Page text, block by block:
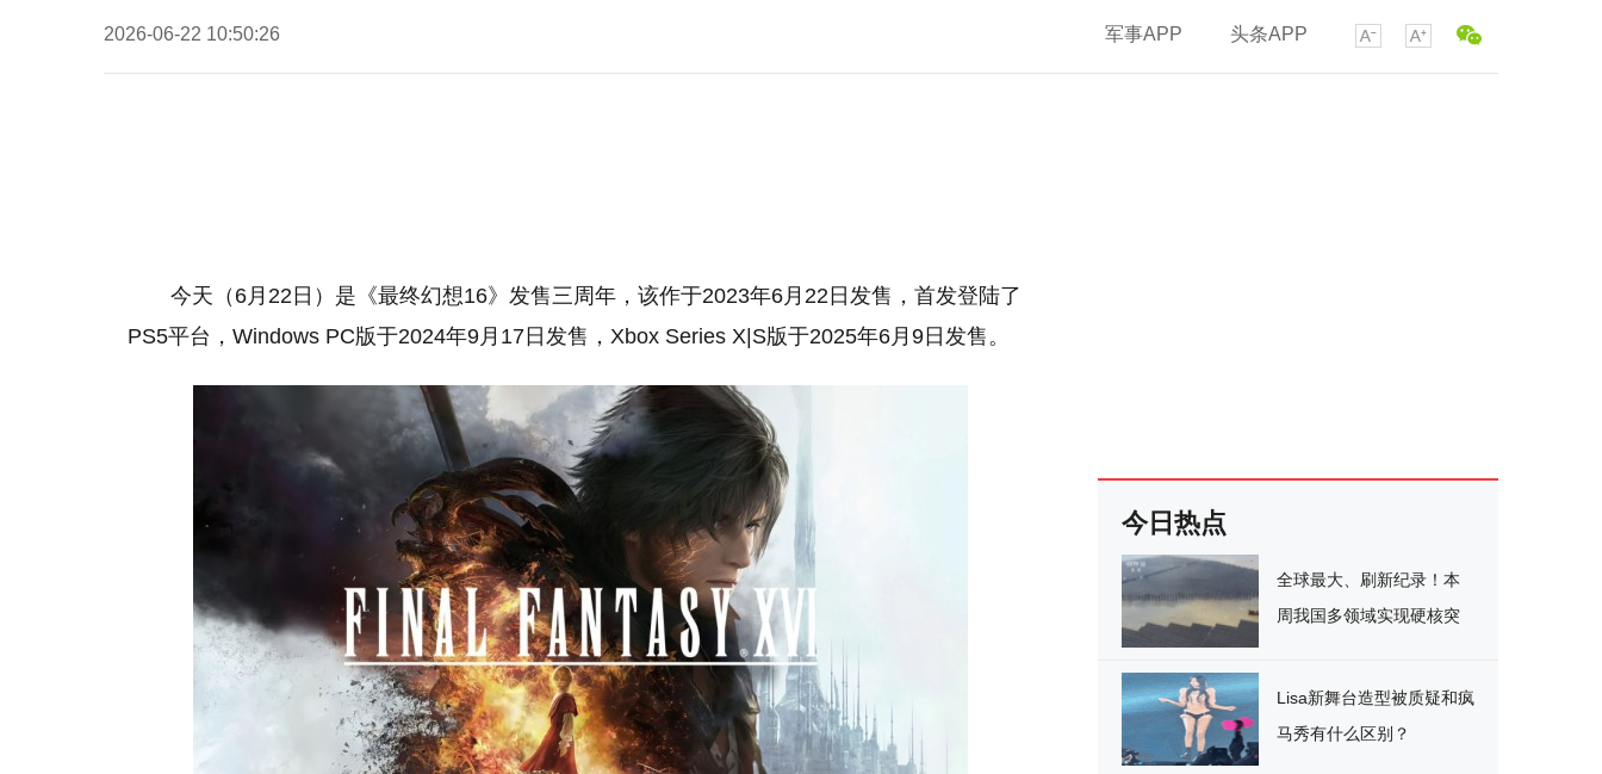
2026-06-22 10:50:26 军事APP 头条APP
今天（6月22日）是《最终幻想16》发售三周年，该作于2023年6月22日发售，首发登陆了
PS5平台，Windows PC版于2024年9月17日发售，Xbox Series X|S版于2025年6月9日发售。
今日热点
全球最大、刷新纪录！本
周我国多领域实现硬核突
Lisa新舞台造型被质疑和疯
马秀有什么区别？